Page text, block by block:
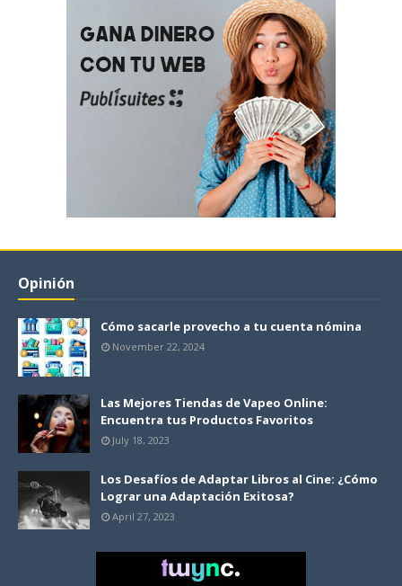
Opinión
Cómo sacarle provecho a tu cuenta nómina
November 22, 2024
Las Mejores Tiendas de Vapeo Online:
Encuentra tus Productos Favoritos
July 18, 2023
Los Desafíos de Adaptar Libros al Cine: ¿Cómo
Lograr una Adaptación Exitosa?
April 27, 2023